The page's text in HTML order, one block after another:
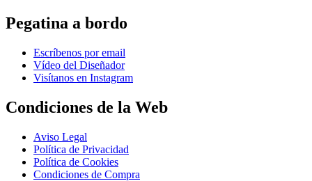
Pegatina a bordo
Escríbenos por email
Vídeo del Diseñador
Visítanos en Instagram
Condiciones de la Web
Aviso Legal
Política de Privacidad
Política de Cookies
Condiciones de Compra